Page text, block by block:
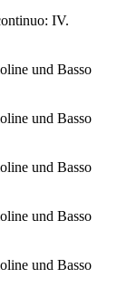
IV.
und Basso
und Basso
und Basso
und Basso
und Basso